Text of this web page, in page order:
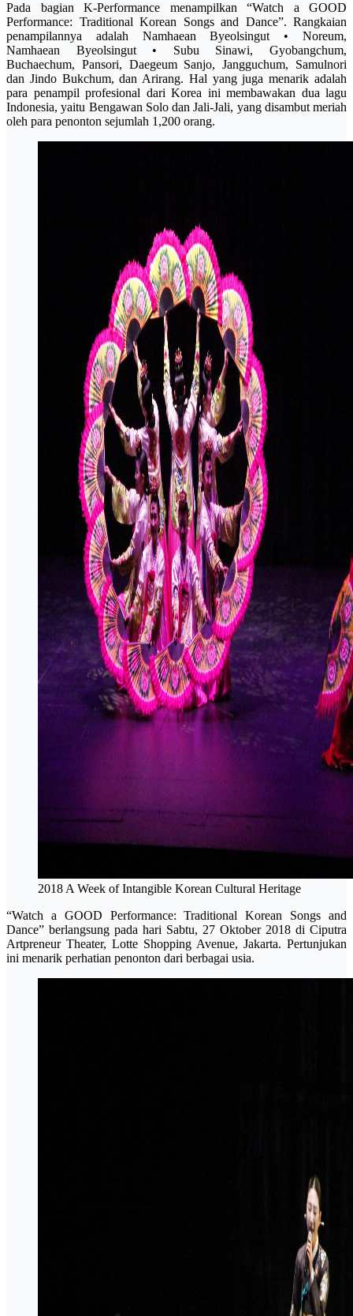
Pada bagian K-Performance menampilkan “Watch a GOOD
Performance: Traditional Korean Songs and Dance”. Rangkaian
penampilannya adalah Namhaean Byeolsingut • Noreum,
Namhaean Byeolsingut • Subu Sinawi, Gyobangchum,
Buchaechum, Pansori, Daegeum Sanjo, Jangguchum, Samulnori
dan Jindo Bukchum, dan Arirang. Hal yang juga menarik adalah
para penampil profesional dari Korea ini membawakan dua lagu
Indonesia, yaitu Bengawan Solo dan Jali-Jali, yang disambut meriah
oleh para penonton sejumlah 1,200 orang.
2018 A Week of Intangible Korean Cultural Heritage
“Watch a GOOD Performance: Traditional Korean Songs and
Dance” berlangsung pada hari Sabtu, 27 Oktober 2018 di Ciputra
Artpreneur Theater, Lotte Shopping Avenue, Jakarta. Pertunjukan
ini menarik perhatian penonton dari berbagai usia.